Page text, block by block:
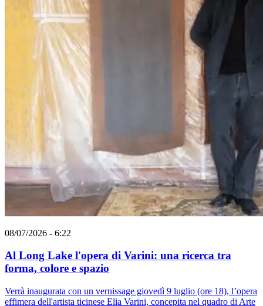
08/07/2026 - 6:22
Al Long Lake l'opera di Varini: una ricerca tra
forma, colore e spazio
Verrà inaugurata con un vernissage giovedì 9 luglio (ore 18), l’opera
effimera dell'artista ticinese Elia Varini, concepita nel quadro di Arte